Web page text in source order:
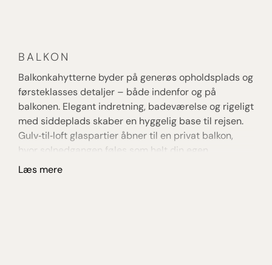
BALKON
Balkonkahytterne byder på generøs opholdsplads og
førsteklasses detaljer – både indenfor og på
balkonen. Elegant indretning, badeværelse og rigeligt
med siddeplads skaber en hyggelig base til rejsen.
Gulv‑til‑loft glaspartier åbner til en privat balkon,
hvor solnedgangen føles som helt din egen.
Læs mere